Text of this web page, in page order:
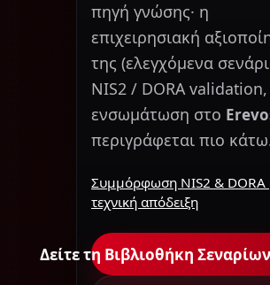
πηγή γνώσης· η
επιχειρησιακή
της (ελεγχόμενα
NIS2 / DORA validation,
ενσωμάτωση στο
περιγράφεται πιο
Συμμόρφωση NIS2 & DORA
τεχνική απόδειξη
Δείτε τη Βιβλιοθήκη